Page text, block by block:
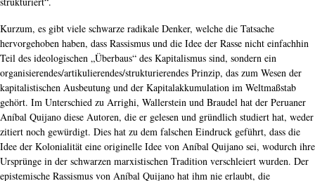
Kurzum, es gibt viele schwarze radikale Denker, welche die Tatsache
hervorgehoben haben, dass Rassismus und die Idee der Rasse nicht einfachhin
Teil des ideologischen „Überbaus“ des Kapitalismus sind, sondern ein
organisierendes/artikulierendes/​strukturierendes Prinzip, das zum Wesen der
kapitalistischen Ausbeutung und der Kapitalakkumulation im Weltmaßstab
gehört. Im Unterschied zu Arrighi, Wallerstein und Braudel hat der Peruaner
Aníbal Quijano diese Autoren, die er gelesen und gründlich studiert hat, weder
zitiert noch gewürdigt. Dies hat zu dem falschen Eindruck geführt, dass die
Idee der Kolonialität eine originelle Idee von Aníbal Quijano sei, wodurch ihre
Ursprünge in der schwarzen marxistischen Tradition verschleiert wurden. Der
epistemische Rassismus von Aníbal Quijano hat ihm nie erlaubt, die